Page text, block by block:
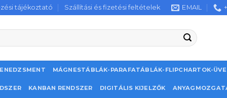
tájékoztató Szállítási és fizetési feltételek EMAIL
MÁGNESTÁBLÁK-PARAFATÁBLÁK-FLIPCHARTOK-
KANBAN RENDSZER DIGITÁLIS KIJELZŐK